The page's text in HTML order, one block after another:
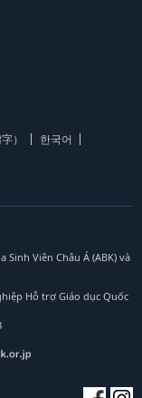
）
한국어
Viên Châu Á (ABK) và
Hỗ trợ Giáo dục Quốc